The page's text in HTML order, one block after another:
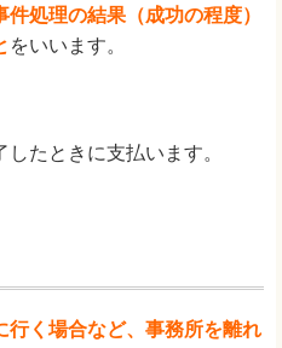
処理の結果（成功の程度）
をいいます。
たときに支払います。
行く場合など、事務所を離れ